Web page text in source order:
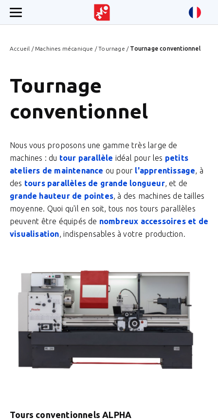
Accueil / Machines mécanique /Tournage / Tournage conventionnel
Tournage
conventionnel
Nous vous proposons une gamme très large de
machines : du tour parallèle idéal pour les petits
ateliers de maintenance ou pour l'apprentissage, à
des tours parallèles de grande longueur, et de
grande hauteur de pointes, à des machines de tailles
moyenne. Quoi qu'il en soit, tous nos tours parallèles
peuvent être équipés de nombreux accessoires et de
visualisation, indispensables à votre production.
Tours conventionnels ALPHA